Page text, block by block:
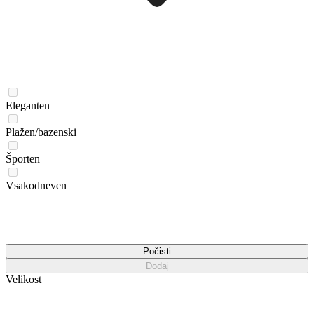
Eleganten
Plažen/bazenski
Športen
Vsakodneven
Počisti
Dodaj
Velikost